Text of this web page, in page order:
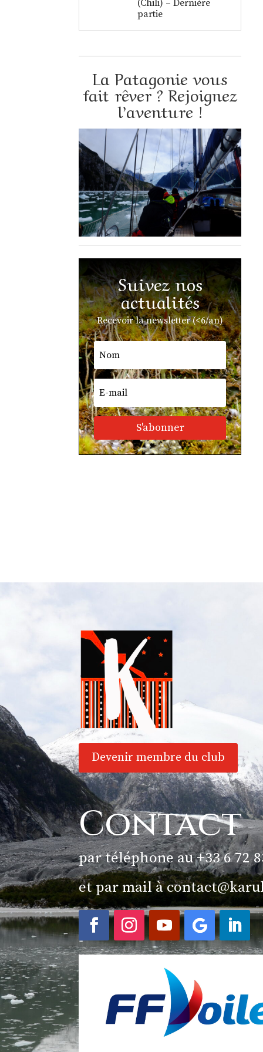
(Chili) – Dernière
partie
La Patagonie vous
fait rêver ? Rejoignez
l’aventure !
Suivez nos
actualités
Recevoir la newsletter (<6/an)
S'abonner
Devenir membre du club
Contact
par téléphone au +33 6 72
et par mail à